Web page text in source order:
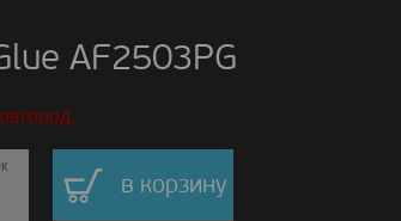
AF2503PG
в корзину